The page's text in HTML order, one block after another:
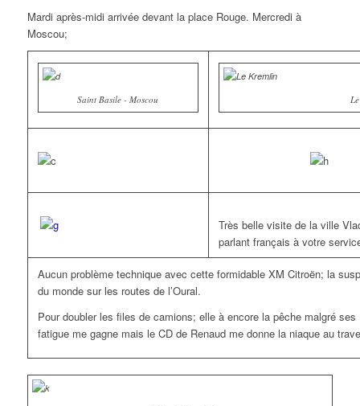
Mardi après-midi arrivée devant la place Rouge. Mercredi à
Moscou;
Saint Basile - Moscou
Très belle visite de la ville
parlant français à votre
Aucun problème technique avec cette formidable XM Citroën; la
du monde sur les routes de l’Oural.
Pour doubler les files de camions; elle à encore la pêche malgré
fatigue me gagne mais le CD de Renaud me donne la niaque au